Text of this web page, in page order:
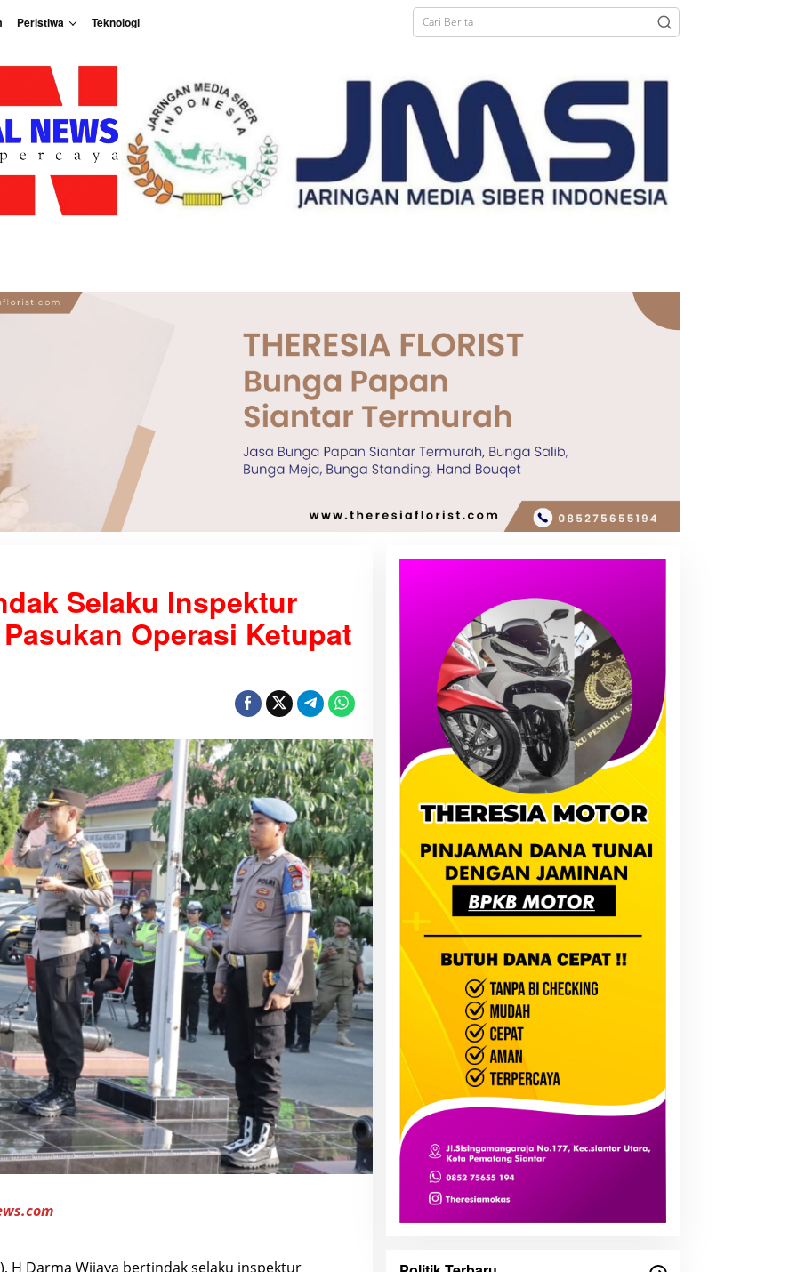
Peristiwa Teknologi
Selaku Inspektur
Operasi Ketupat
H Darma Wijaya bertindak selaku inspektur